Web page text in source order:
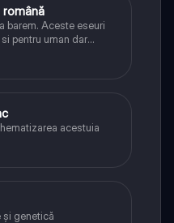
română
barem. Aceste eseuri
pentru uman dar
si caracrerizarile.
acestuia
și genetică